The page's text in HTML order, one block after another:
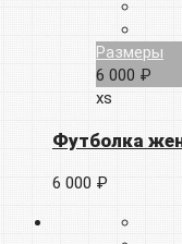
Размеры
6 000 ₽
xs
Футболка
6 000 ₽